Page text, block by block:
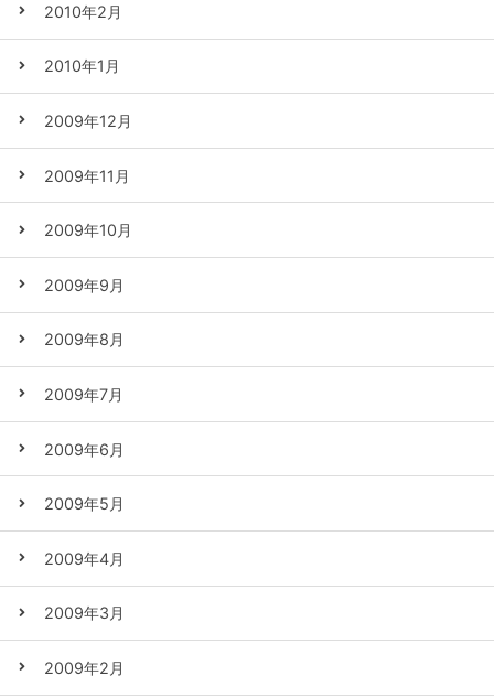
2010年2月
2010年1月
2009年12月
2009年11月
2009年10月
2009年9月
2009年8月
2009年7月
2009年6月
2009年5月
2009年4月
2009年3月
2009年2月